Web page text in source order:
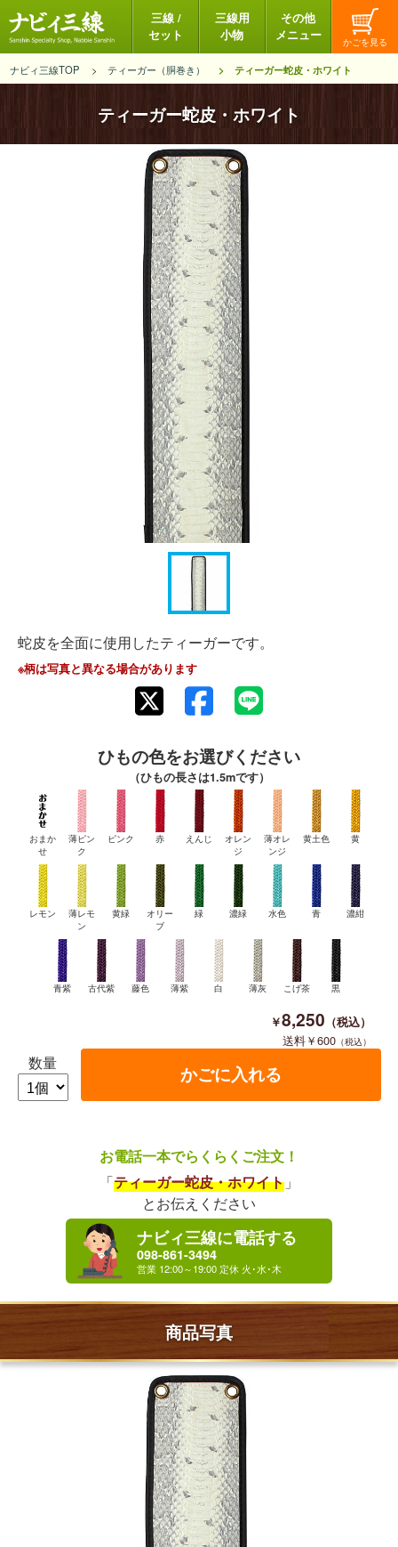
三線 /
セット
三線用
小物
その他
メニュー
ナビィ三線TOP ティーガー（胴巻き） ティーガー蛇皮・ホワイト
ティーガー蛇皮・ホワイト
蛇皮を全面に使用したティーガーです。
※柄は写真と異なる場合があります
ひもの色をお選びください
（ひもの長さは1.5mです）
おまか
せ
薄ピン
ク
ピンク 赤 えんじ
オレン
ジ
薄オレ
ンジ
黄土色 黄
レモン
薄レモ
ン
黄緑
オリー
ブ
緑 濃緑 水色 青 濃紺
青紫 古代紫 藤色 薄紫 白 薄灰 こげ茶 黒
8,250
600
数量
お電話一本でらくらくご注文！
「ティーガー蛇皮・ホワイト 」
とお伝えください
ナビィ三線に電話する
098-861-3494
商品写真